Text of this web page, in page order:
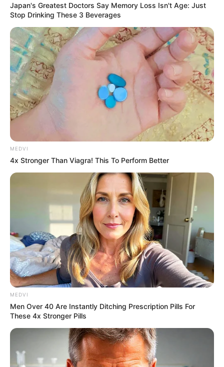
11.ฉันชอบเลี้ยงสัตว์ ทำสวน ทำกับข้าวอยู่ง่าย ๆ ใกล้ชิด
ธรรมชาติ
12.งานอดิเรกส่วนใหญ่เป็นพวกงานประดิดประดอยต่าง ๆ
ของใช้ทำมือเต็มบ้านไปหมด
13.ฉันเป็นพวกโกรธยาก จุดเดือดต่ำสุด ๆ จนดูเผิน ๆ
เหมือนพวกเก็บกด
14.ฉันอยู่บนโลกความเป็นจริงแบบสุดขั้วตรงเป๊ะเป็น
ไม้บรรทัด ยอมหักไม่ยอมงอ
15.ฉันชอบอยู่ในโลกส่วนตัวเล็ก ๆ อันแสนอบอุ่น เป็นคอม
ฟอร์ดโซนที่ห้ามเข้ามาก่อนได้รับอนุญาต
สารพัดเรื่องท้าทายเรื่องดื่มเต้นเป็นอะไรที่ฉันจะไม่ยอม
พลาดไปเด็ดขาด
ฉันเป็นคนช่างพูด การได้พูดคุยแลกเปลี่ยนความรู้กับ
คนอื่นจะทำให้ฉันได้ไอเดียเด็ด ๆ เสมอ
18.เรื่องความละเอียดลออไม่มีใครสู้ฉันได้ จุดผิดพลาดเล็ก
น้อยแค่ไหนก็ไม่มีวันหลุดรอดสายตา
19.ถ้ามีอาหารแปลกใหม่วางอยู่ตรงหน้าต่อให้ไม่รู้ว่าทำจาก
อะไร แค่บอกว่ากินได้ ฉันก็ต้องขอชิมสักนิด
20.ฉันชอบสีสันหลากหลายในโทนพาสเทล เช่น สีกุหลาบ
สีเหลืองบัตเตอร์คัพ
Japan's Greatest Doctors Say Memory Loss Isn't Age: Just
Stop Drinking These 3 Beverages
MEDVI
4x Stronger Than Viagra! This To Perform Better
MEDVI
Men Over 40 Are Instantly Ditching Prescription Pills For
These 4x Stronger Pills